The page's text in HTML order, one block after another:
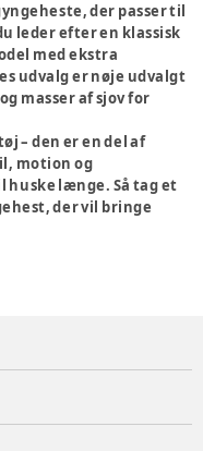
der passer til
leder efter en klassisk
med ekstra
udvalg er nøje udvalgt
masser af sjov for
– den er en del af
motion og
huske længe. Så tag et
der vil bringe